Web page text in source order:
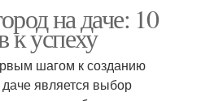
на даче: 10
к успеху
шагом к созданию
является выбор